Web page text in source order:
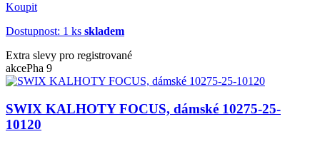
Koupit
Dostupnost: 1 ks skladem
Extra slevy pro registrované
akcePha 9
SWIX KALHOTY FOCUS, dámské 10275-25-
10120